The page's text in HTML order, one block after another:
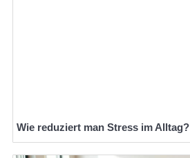
Wie reduziert man Stress im Alltag?